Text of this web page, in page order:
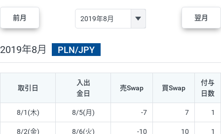
前月 翌月
2019年8月 PLN/JPY
取引日
入出
金日
売Swap 買Swap
付与
日数
8/1(木) 8/5(月) -7 7 1
8/2(金) 8/6(火) -10 10 1